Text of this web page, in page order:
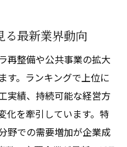
る最新業界動向
再整備や公共事業の拡大
す。ランキングで上位に
実績、持続可能な経営方
化を牽引しています。特
野での需要増加が企業成